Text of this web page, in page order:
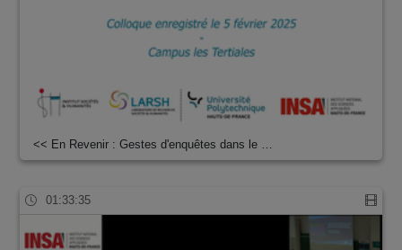
<< En Revenir : Gestes d'enquêtes dans le …
01:33:35